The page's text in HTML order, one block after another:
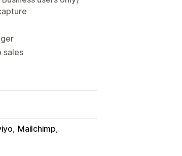
sales
Mailchimp